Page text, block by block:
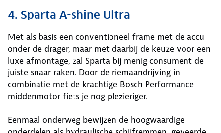
4. Sparta A-shine Ultra
Met als basis een conventioneel frame met de accu
onder de drager, maar met daarbij de keuze voor een
luxe afmontage, zal Sparta bij menig consument de
juiste snaar raken. Door de riemaandrijving in
combinatie met de krachtige Bosch Performance
middenmotor fiets je nog plezieriger.
Eenmaal onderweg bewijzen de hoogwaardige